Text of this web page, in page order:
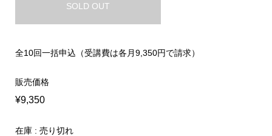
SOLD OUT
全10回一括申込（受講費は各月9,350円で請求）
販売価格
¥9,350
在庫 : 売り切れ